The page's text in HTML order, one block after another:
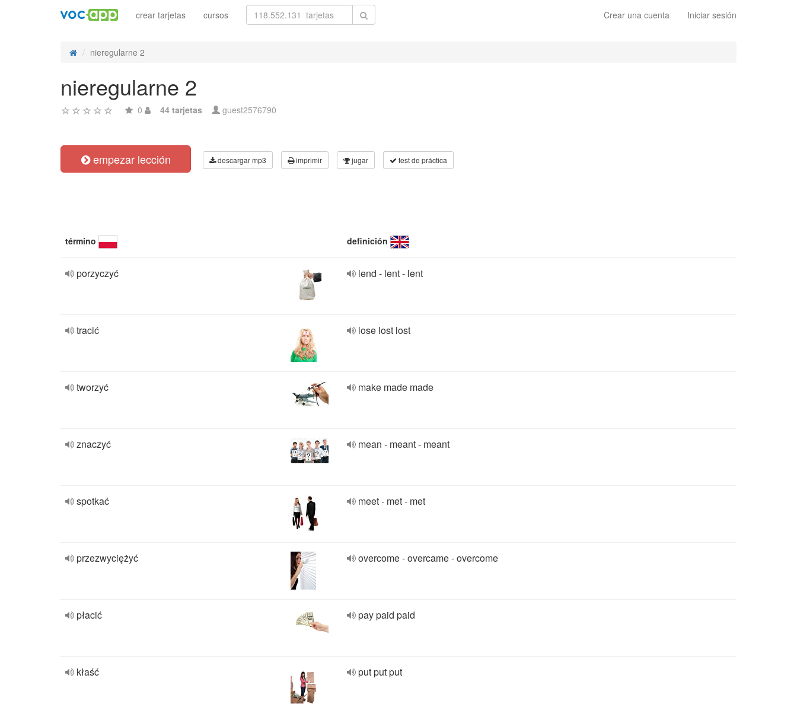
Crear una cuenta Iniciar sesión
crear tarjetas cursos
nieregularne 2
nieregularne 2
0 44 tarjetas guest2576790
empezar lección descargar mp3 imprimir jugar test de práctica
término definición
porzyczyć lend - lent - lent
tracić lose lost lost
tworzyć make made made
znaczyć mean - meant - meant
spotkać meet - met - met
przezwyciężyć overcome - overcame - overcome
płacić pay paid paid
kłaść put put put